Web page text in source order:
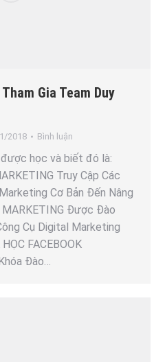
Gia Team Duy
2018 Bình luận
học và biết đó là:
Truy Cập Các
Cơ Bản Đến Nâng
Được Đào
Cụ Digital Marketing
FACEBOOK
Đào…